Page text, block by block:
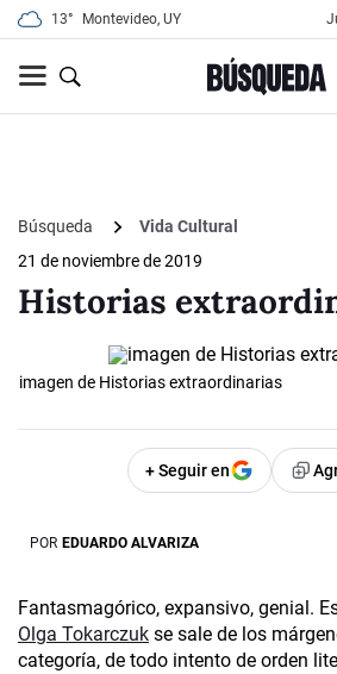
13° Montevideo, UY
Búsqueda
Vida Cultural
21 de noviembre de 2019
Historias
imagen de Historias extraordinarias
+ Seguir en
POR EDUARDO ALVARIZA
Fantasmagórico, expansivo, genial.
Olga Tokarczuk se sale de los
categoría, de todo intento de orden